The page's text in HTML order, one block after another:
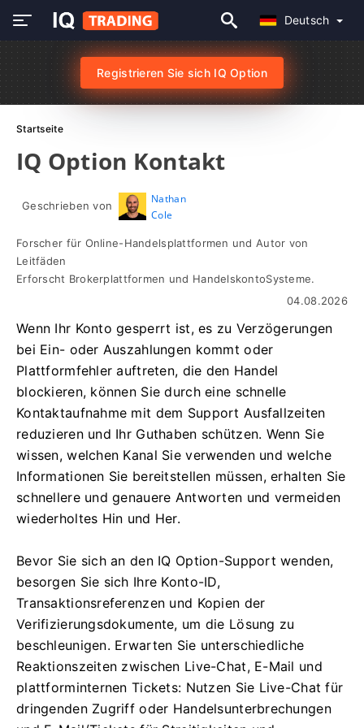
Deutsch
Registrieren Sie sich IQ Option
Startseite
IQ Option Kontakt
Geschrieben von
Nathan
Cole
Forscher für Online-Handelsplattformen und Autor von
Leitfäden
Erforscht Brokerplattformen und HandelskontoSysteme.
04.08.2026
Wenn Ihr Konto gesperrt ist, es zu Verzögerungen
bei Ein- oder Auszahlungen kommt oder
Plattformfehler auftreten, die den Handel
blockieren, können Sie durch eine schnelle
Kontaktaufnahme mit dem Support Ausfallzeiten
reduzieren und Ihr Guthaben schützen. Wenn Sie
wissen, welchen Kanal Sie verwenden und welche
Informationen Sie bereitstellen müssen, erhalten Sie
schnellere und genauere Antworten und vermeiden
wiederholtes Hin und Her.
Bevor Sie sich an den IQ Option-Support wenden,
besorgen Sie sich Ihre Konto-ID,
Transaktionsreferenzen und Kopien der
Verifizierungsdokumente, um die Lösung zu
beschleunigen. Erwarten Sie unterschiedliche
Reaktionszeiten zwischen Live-Chat, E-Mail und
plattforminternen Tickets: Nutzen Sie Live-Chat für
dringenden Zugriff oder Handelsunterbrechungen